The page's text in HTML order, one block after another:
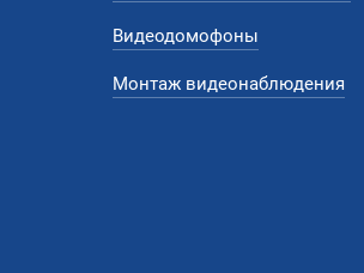
Видеодомофоны
Монтаж видеонаблюдения